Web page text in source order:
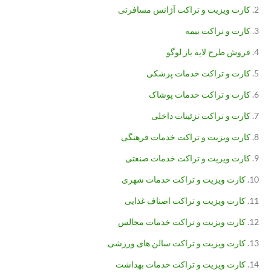
کارت ویزیت و تراکت آژانس مسافرتی
کارت و تراکت بیمه
فروش طرح لایه باز لوگو
کارت و تراکت خدمات پزشکی
کارت و تراکت خدمات پوشاک
کارت و تراکت تزئینات داخلی
کارت ویزیت و تراکت خدمات فرهنگی
کارت ویزیت و تراکت خدمات صنعتی
کارت ویزیت و تراکت خدمات شهری
کارت ویزیت و تراکت اصناف غذایی
کارت ویزیت و تراکت خدمات مجالس
کارت ویزیت و تراکت سالن های ورزشی
کارت ویزیت و تراکت خدمات بهداشت